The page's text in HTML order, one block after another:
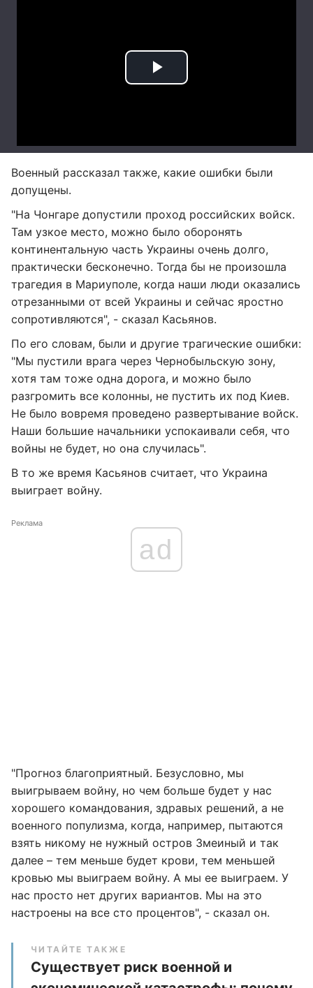
Военный рассказал также, какие ошибки были
допущены.
"На Чонгаре допустили проход российских войск.
Там узкое место, можно было оборонять
континентальную часть Украины очень долго,
практически бесконечно. Тогда бы не произошла
трагедия в Мариуполе, когда наши люди оказались
отрезанными от всей Украины и сейчас яростно
сопротивляются", - сказал Касьянов.
По его словам, были и другие трагические ошибки:
"Мы пустили врага через Чернобыльскую зону,
хотя там тоже одна дорога, и можно было
разгромить все колонны, не пустить их под Киев.
Не было вовремя проведено развертывание войск.
Наши большие начальники успокаивали себя, что
войны не будет, но она случилась".
В то же время Касьянов считает, что Украина
выиграет войну.
Реклама
ad
"Прогноз благоприятный. Безусловно, мы
выигрываем войну, но чем больше будет у нас
хорошего командования, здравых решений, а не
военного популизма, когда, например, пытаются
взять никому не нужный остров Змеиный и так
далее – тем меньше будет крови, тем меньшей
кровью мы выиграем войну. А мы ее выиграем. У
нас просто нет других вариантов. Мы на это
настроены на все сто процентов", - сказал он.
ЧИТАЙТЕ ТАКЖЕ
Существует риск военной и